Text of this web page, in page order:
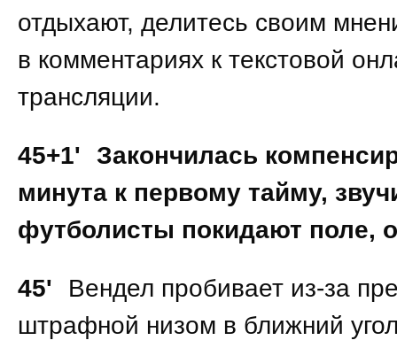
отдыхают, делитесь своим
в комментариях к текстовой
трансляции.
45+1'
Закончилась
минута к первому тайму,
футболисты покидают поле,
45'
Вендел пробивает из-за
штрафной низом в ближний